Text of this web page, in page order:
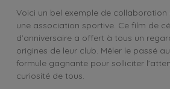
Voici un bel exemple de collaboration
une association sportive. Ce film de
d’anniversaire a offert à tous un
origines de leur club. Mêler le passé
formule gagnante pour solliciter
curiosité de tous.